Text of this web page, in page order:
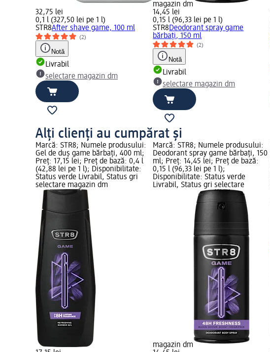
32,75 lei
0,1 l (327,50 lei pe 1 l)
STR8After shave game, 100 ml
(2)
Notă
Livrabil
selectare magazin dm
magazin dm
14,45 lei
0,15 l (96,33 lei pe 1 l)
STR8Deodorant spray game
bărbați, 150 ml
(2)
Notă
Livrabil
selectare magazin dm
Alți clienți au cumpărat și
Marcă: STR8; Numele produsului:
Gel de duș game bărbați, 400 ml;
Preț: 17,15 lei; Preț de bază: 0,4 l
(42,88 lei pe 1 l); Disponibilitate:
Status verde Livrabil, Status gri
selectare magazin dm
Marcă: STR8; Numele produsului:
Deodorant spray game bărbați, 150
ml; Preț: 14,45 lei; Preț de bază:
0,15 l (96,33 lei pe 1 l);
Disponibilitate: Status verde
Livrabil, Status gri selectare
magazin dm